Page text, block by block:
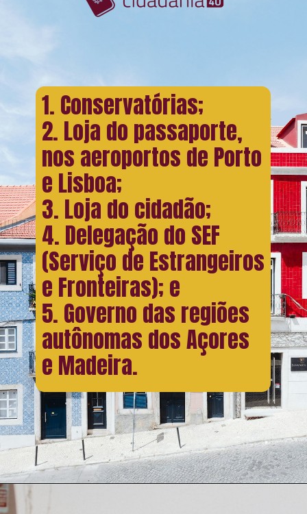
1. Conservatórias;
2. Loja do passaporte,
nos aeroportos de Porto
e Lisboa;
3. Loja do cidadão;
4. Delegação do SEF
(Serviço de Estrangeiros
e Fronteiras); e
5. Governo das regiões
autônomas dos Açores
e Madeira.